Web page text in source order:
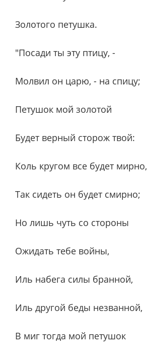
Золотого петушка.
"Посади ты эту птицу, -
Молвил он царю, - на спицу;
Петушок мой золотой
Будет верный сторож твой:
Коль кругом все будет мирно,
Так сидеть он будет смирно;
Но лишь чуть со стороны
Ожидать тебе войны,
Иль набега силы бранной,
Иль другой беды незванной,
В миг тогда мой петушок